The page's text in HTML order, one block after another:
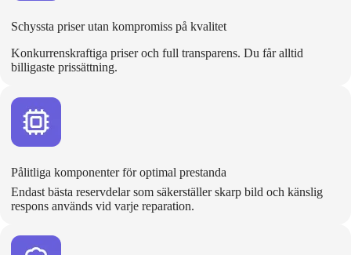
Schyssta priser utan kompromiss på kvalitet
Konkurrenskraftiga priser och full transparens. Du får alltid
billigaste prissättning.
Pålitliga komponenter för optimal prestanda
Endast bästa reservdelar som säkerställer skarp bild och känslig
respons används vid varje reparation.